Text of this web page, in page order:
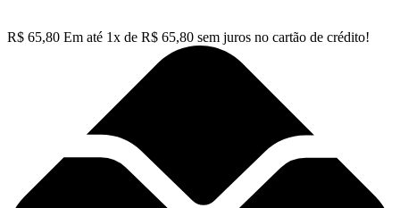
R$ 65,80 Em até 1x de R$ 65,80 sem juros no cartão de crédito!